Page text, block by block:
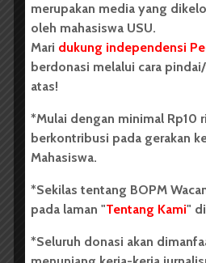
Pesona Sang
Redaksi 13 Desember
1 menit waktu
Aku luruh
merupakan media yang
oleh mahasiswa USU.
Mari dukung independensi
berdonasi melalui cara pindai/
atas!
*Mulai dengan minimal Rp10
berkontribusi pada gerakan
Mahasiswa.
*Sekilas tentang BOPM
pada laman "Tentang Kami"
*Seluruh donasi akan